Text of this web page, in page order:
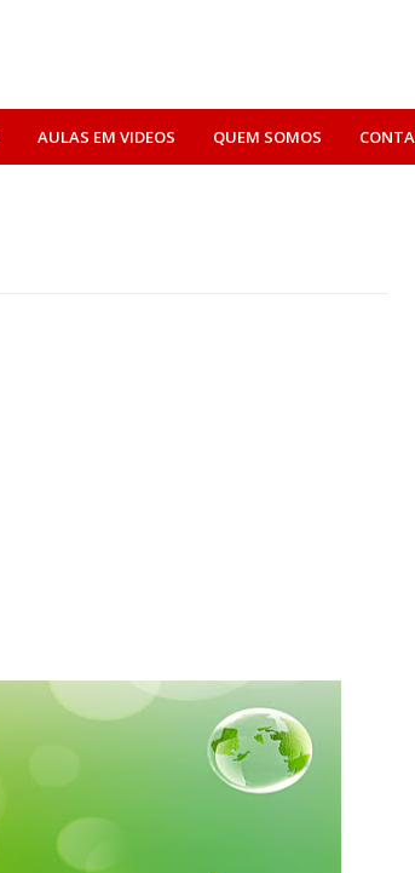
AULAS EM VIDEOS QUEM SOMOS